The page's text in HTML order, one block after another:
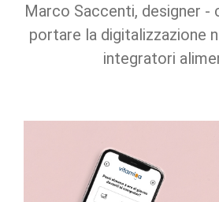
Marco Saccenti, designer -
portare la digitalizzazione
integratori